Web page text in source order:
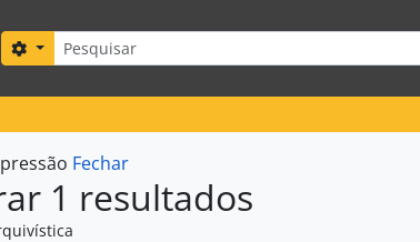
Pesquisar
Search options
Fechar
1 resultados